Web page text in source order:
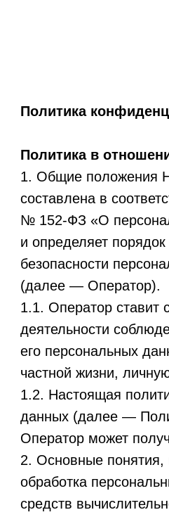
Политика
Политика в
1. Общие положения
составлена в
№ 152-ФЗ «О
и определяет
безопасности
(далее — Оператор).
1.1. Оператор ставит
деятельности
его персональных
частной жизни,
1.2. Настоящая
данных (далее —
Оператор может
2. Основные понятия,
обработка
средств